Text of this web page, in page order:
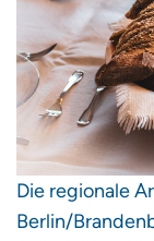
Die regionale
Berlin/